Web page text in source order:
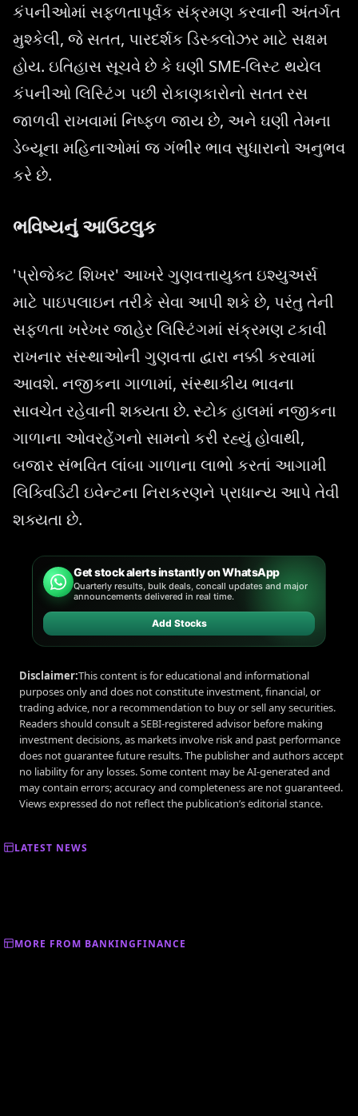
કંપનીઓમાં સફળતાપૂર્વક સંક્રમણ કરવાની અંતર્ગત
મુશ્કેલી, જે સતત, પારદર્શક ડિસ્ક્લોઝર માટે સક્ષમ
હોય. ઇતિહાસ સૂચવે છે કે ઘણી SME-લિસ્ટ થયેલ
કંપનીઓ લિસ્ટિંગ પછી રોકાણકારોનો સતત રસ
જાળવી રાખવામાં નિષ્ફળ જાય છે, અને ઘણી તેમના
ડેબ્યૂના મહિનાઓમાં જ ગંભીર ભાવ સુધારાનો અનુભવ
કરે છે.
ભવિષ્યનું આઉટલુક
'પ્રોજેક્ટ શિખર' આખરે ગુણવત્તાયુક્ત ઇશ્યુઅર્સ
માટે પાઇપલાઇન તરીકે સેવા આપી શકે છે, પરંતુ તેની
સફળતા ખરેખર જાહેર લિસ્ટિંગમાં સંક્રમણ ટકાવી
રાખનાર સંસ્થાઓની ગુણવત્તા દ્વારા નક્કી કરવામાં
આવશે. નજીકના ગાળામાં, સંસ્થાકીય ભાવના
સાવચેત રહેવાની શક્યતા છે. સ્ટોક હાલમાં નજીકના
ગાળાના ઓવરહેંગનો સામનો કરી રહ્યું હોવાથી,
બજાર સંભવિત લાંબા ગાળાના લાભો કરતાં આગામી
લિક્વિડિટી ઇવેન્ટના નિરાકરણને પ્રાધાન્ય આપે તેવી
શક્યતા છે.
Get stock alerts instantly on WhatsApp
Quarterly results, bulk deals, concall updates and major
announcements delivered in real time.
Add Stocks
Disclaimer:This content is for educational and informational
purposes only and does not constitute investment, financial, or
trading advice, nor a recommendation to buy or sell any securities.
Readers should consult a SEBI-registered advisor before making
investment decisions, as markets involve risk and past performance
does not guarantee future results. The publisher and authors accept
no liability for any losses. Some content may be AI-generated and
may contain errors; accuracy and completeness are not guaranteed.
Views expressed do not reflect the publication’s editorial stance.
LATEST NEWS
MORE FROM BANKINGFINANCE